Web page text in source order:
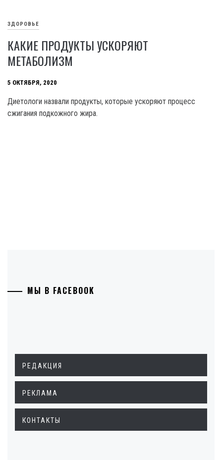
ЗДОРОВЬЕ
КАКИЕ ПРОДУКТЫ УСКОРЯЮТ
МЕТАБОЛИЗМ
5 ОКТЯБРЯ, 2020
Диетологи назвали продукты, которые ускоряют процесс
сжигания подкожного жира.
МЫ В FACEBOOK
РЕДАКЦИЯ
РЕКЛАМА
КОНТАКТЫ